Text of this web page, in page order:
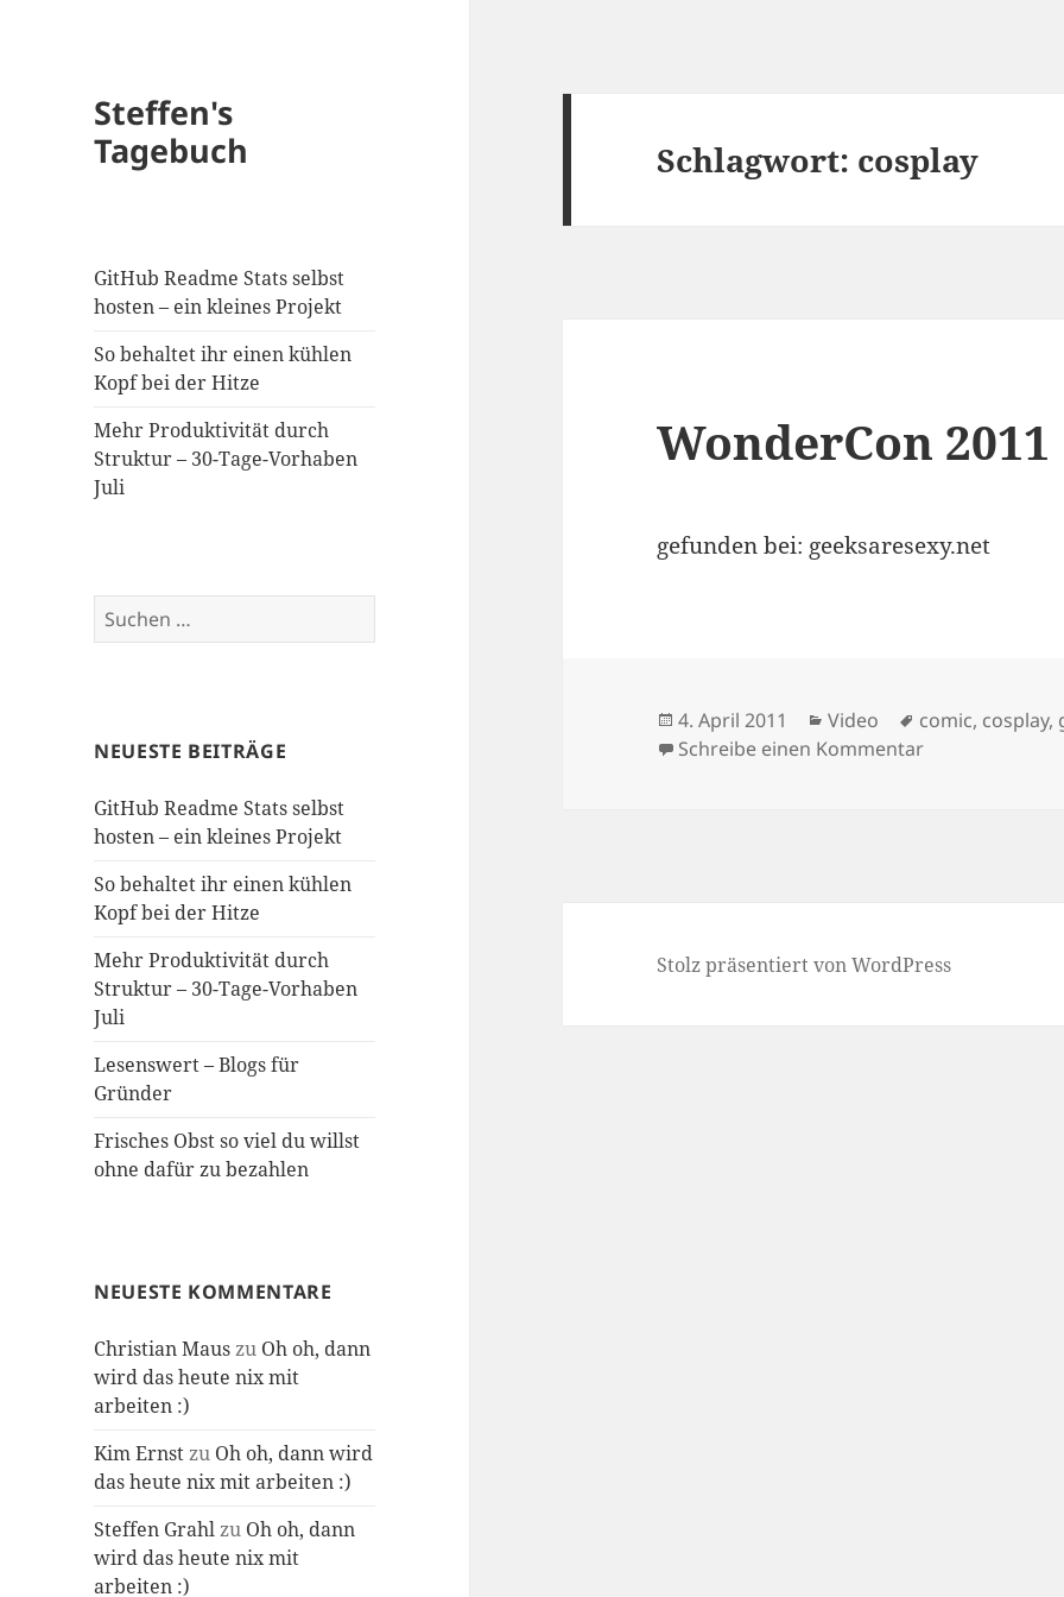
Steffen's
Tagebuch
GitHub Readme Stats selbst
hosten – ein kleines Projekt
So behaltet ihr einen kühlen
Kopf bei der Hitze
Mehr Produktivität durch
Struktur – 30-Tage-Vorhaben
Juli
Suchen
nach:
NEUESTE BEITRÄGE
GitHub Readme Stats selbst
hosten – ein kleines Projekt
So behaltet ihr einen kühlen
Kopf bei der Hitze
Mehr Produktivität durch
Struktur – 30-Tage-Vorhaben
Juli
Lesenswert – Blogs für
Gründer
Frisches Obst so viel du willst
ohne dafür zu bezahlen
NEUESTE KOMMENTARE
Christian Mauszu Oh oh, dann
wird das heute nix mit
arbeiten :)
Kim Ernstzu Oh oh, dann wird
das heute nix mit arbeiten :)
Steffen Grahlzu Oh oh, dann
wird das heute nix mit
arbeiten :)
Schlagwort: cosplay
WonderCon 2011
gefunden bei: geeksaresexy.net
Veröffentlicht
am
4. April 2011 Kategorien
Video Schlagwörter
comic, cosplay,
Schreibe einen Kommentarzu WonderCon
Stolz präsentiert von WordPress